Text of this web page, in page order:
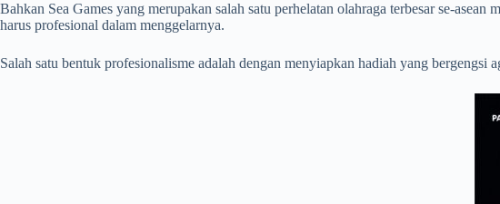
Bahkan Sea Games yang merupakan salah satu perhelatan olahraga terbesar se-
harus profesional dalam menggelarnya.
Salah satu bentuk profesionalisme adalah dengan menyiapkan hadiah yang